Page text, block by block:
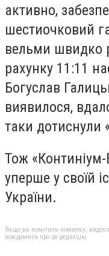
активно,
шестиочковий
вельми швидко
рахунку 11:11
Богуслав
виявилося,
таки дотиснули
Тож «Континіум-
уперше у своїй
України.
Якщо ви помітили помилку,
повідомити про це редакцію